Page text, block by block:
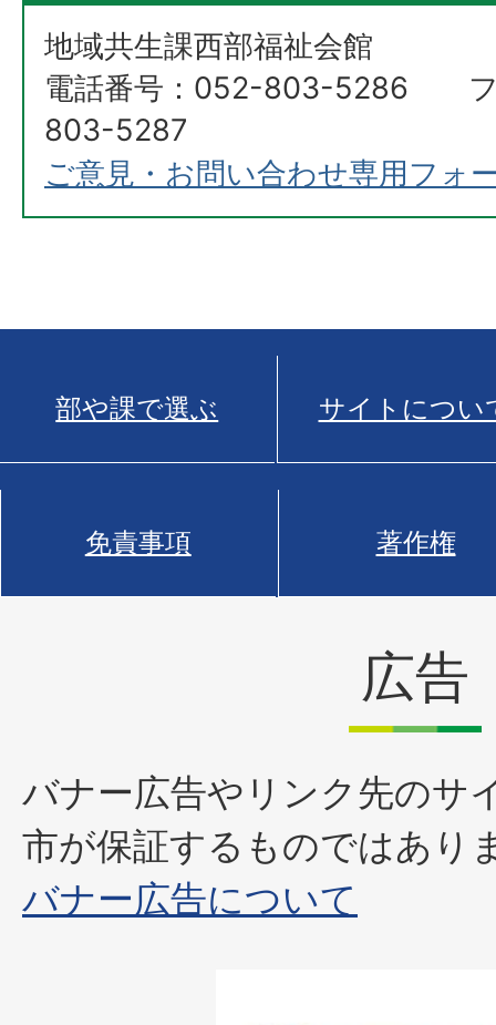
地域共生課西部福祉会館
電話番号：052-803-5286 フ
803-5287
ご意見・お問い合わせ専用フォ
部や課で選ぶ サイトについ
免責事項 著作権
広告
バナー広告やリンク先のサ
市が保証するものではあり
バナー広告について